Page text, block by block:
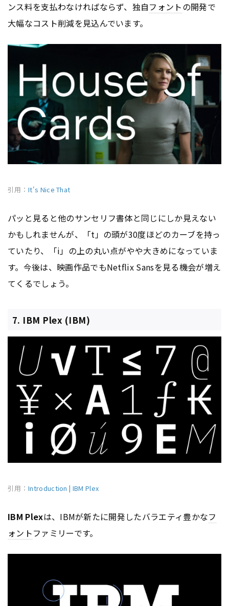
ンス料を支払わなければならず、独自フォントの開発で
大幅なコスト削減を見込んでいます。
引用： It's Nice That
パッと見ると他のサンセリフ書体と同じにしか見えない
かもしれませんが、「t」の頭が30度ほどのカーブを持っ
ていたり、「i」の上の丸い点がやや大きめになっていま
す。今後は、映画作品でもNetflix Sansを見る機会が増え
てくるでしょう。
7. IBM Plex (IBM)
引用： Introduction | IBM Plex
IBM Plexは、IBMが新たに開発したバラエティ豊かなフ
ォントファミリーです。